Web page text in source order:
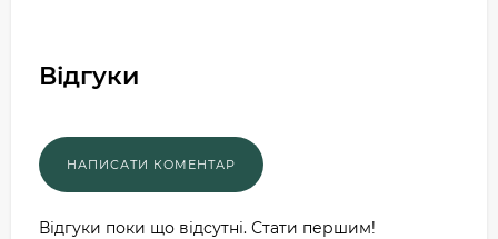
Відгуки
Відгуки поки що відсутні. Стати першим!